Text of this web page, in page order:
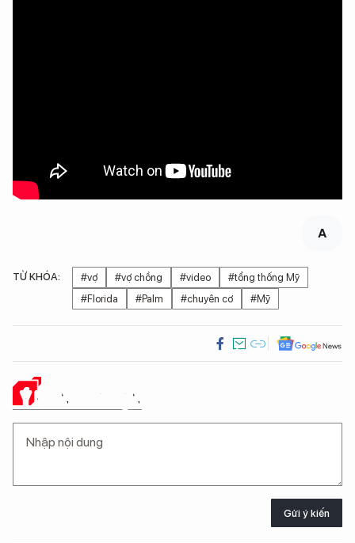
A
TỪ KHÓA: #vợ #vợ chồng #video
#tổng thống Mỹ
#Florida
#Palm #chuyên cơ #Mỹ
Ý KIẾN CỦA BẠN
Gửi ý kiến